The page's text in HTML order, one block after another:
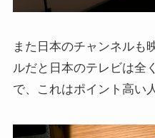
また日本のチャンネルも
ルだと日本のテレビは全
で、これはポイント高い